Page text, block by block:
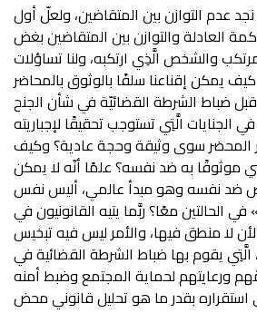
عدم التوازن بين المتقاضين، ولعلّ أول
العادلة والتوازن بين المتقاضين بغض
والشخص الَّذِي ارتكبه، ولنا تساؤلات
يمكن إقناعنا سلفًا بالوثوق بالمحاضر
قبل ضباط الشرطة القضائيّة في شأن الجنح
الجنايات الَّتِي تستوجب تحقيقًا لإجباريته
المحضر سوى وثيقة وحجة عادية؟ وكيف
موثوقًا به ضد نفسه؟ علمًا أنّه لا يمكن
ضد نفسه وهو مبدأ عالمي، أليس نفس
الحالتين معًا؟ ربَّما يتيه القانونيون في
لا منطق فيها، والأمر ليس فيه تبخيس
الَّتِي يقوم بها ضباط الشرطة القضائية في
ورعايتهم لحماية المجتمع وضبط أمنه